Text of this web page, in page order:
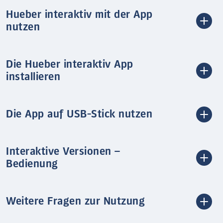
Hueber interaktiv mit der App
nutzen
Die Hueber interaktiv App
installieren
Die App auf USB-Stick nutzen
Interaktive Versionen –
Bedienung
Weitere Fragen zur Nutzung